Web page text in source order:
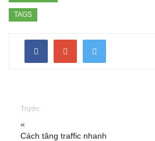
TAGS
Trước
«
Cách tăng traffic nhanh